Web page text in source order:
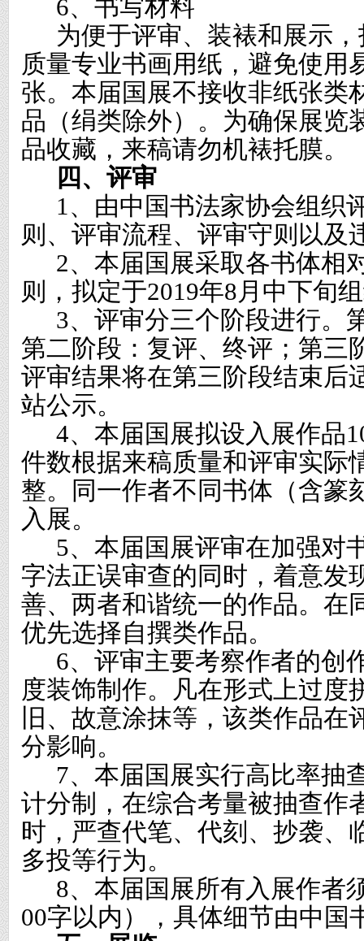
6、书写材料
为便于评审、装裱和展示
质量专业书画用纸，避免使用
张。本届国展不接收非纸张类
品（绢类除外）。为确保展览
品收藏，来稿请勿机裱托膜。
四、评审
1 、由中国书法家协会组织
则、评审流程、评审守则以及
2、本届国展采取各书体相
则，拟定于2019年8 月中下旬
3、评审分三个阶段进行。
第二阶段：复评、终评；第三
评审结果将在第三阶段结束后
站公示。
4、本届国展拟设入展作品
件数根据来稿质量和评审实际
整。同一作者不同书体（含篆
入展。
5、本届国展评审在加强对
字法正误审查的同时，着意发
善、两者和谐统一的作品。在
优先选择自撰类作品。
6、评审主要考察作者的创
度装饰制作。凡在形式上过度
旧、故意涂抹等，该类作品在
分影响。
7、本届国展实行高比率抽
计分制，在综合考量被抽查作
时，严查代笔、代刻、抄袭、
多投等行为。
8、本届国展所有入展作者
00字以内），具体细节由中国